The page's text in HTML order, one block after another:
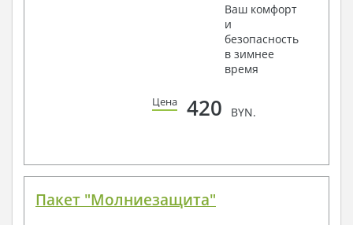
Ваш комфорт
и
безопасность
в зимнее
время
Цена 420 BYN.
Пакет "Молниезащита"